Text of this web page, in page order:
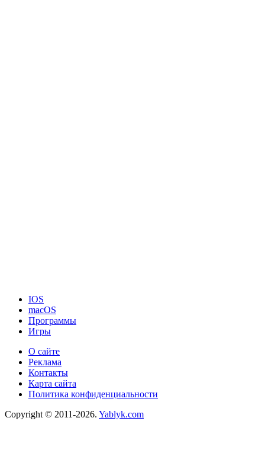
IOS
macOS
Программы
Игры
О сайте
Реклама
Контакты
Карта сайта
Политика конфиденциальности
Copyright © 2011-2026. Yablyk.сom